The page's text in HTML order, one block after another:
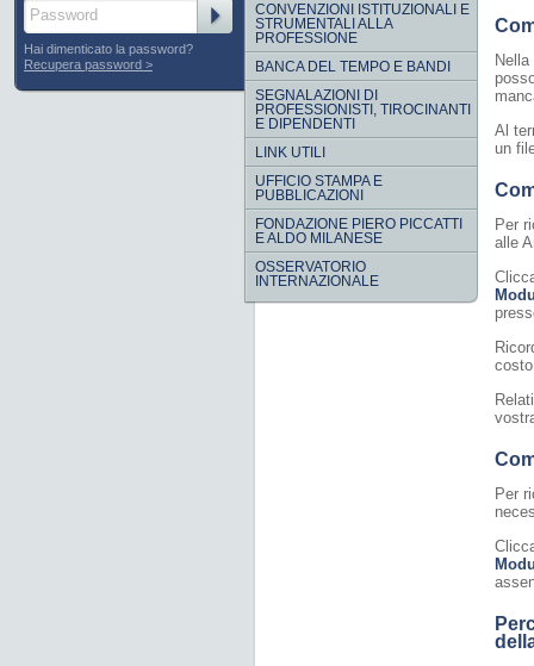
CONVENZIONI ISTITUZIONALI E
STRUMENTALI ALLA
PROFESSIONE
BANCA DEL TEMPO E BANDI
SEGNALAZIONI DI
PROFESSIONISTI, TIROCINANTI
E DIPENDENTI
LINK UTILI
UFFICIO STAMPA E
PUBBLICAZIONI
FONDAZIONE PIERO PICCATTI
E ALDO MILANESE
OSSERVATORIO
INTERNAZIONALE
Hai dimenticato la password?
Recupera password
Al
un
Per
alle
Per